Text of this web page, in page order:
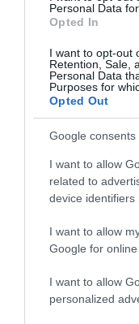
Personal Data
Opted In
I want to opt-out
Retention, Sale,
Personal Data
Purposes for
Opted Out
Google consents
I want to allow
related to
device identifiers
I want to allow
Google for
I want to allow
personalized